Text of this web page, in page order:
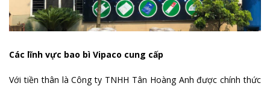
Các lĩnh vực bao bì Vipaco cung cấp
Với tiền thân là Công ty TNHH Tân Hoàng Anh được chính thức